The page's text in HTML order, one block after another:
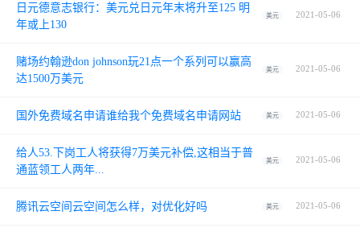
日元德意志银行：美元兑日元年末将升至125 明
年或上130
美元 2021-05-06
赌场约翰逊don johnson玩21点一个系列可以赢高
达1500万美元
美元 2021-05-06
国外免费域名申请谁给我个免费域名申请网站 美元 2021-05-06
给人53.下岗工人将获得7万美元补偿,这相当于普
通蓝领工人两年...
美元 2021-05-06
腾讯云空间云空间怎么样，对优化好吗 美元 2021-05-06